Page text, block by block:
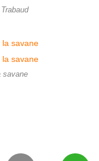
savane